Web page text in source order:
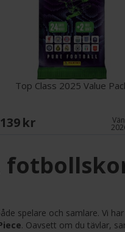
Top Class 2025 Value
139 SEK
spelare och samlare. Vi
. Oavsett om du tävlar,